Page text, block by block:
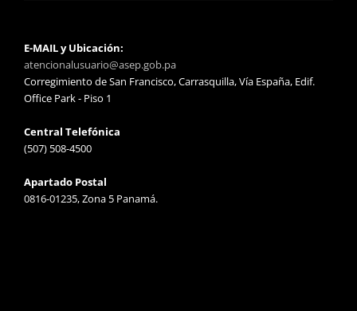
E-MAIL y Ubicación:
atencionalusuario@asep.gob.pa
Corregimiento de San Francisco, Carrasquilla, Vía España, Edif.
Office Park - Piso 1
Central Telefónica
(507) 508-4500
Apartado Postal
0816-01235, Zona 5 Panamá.